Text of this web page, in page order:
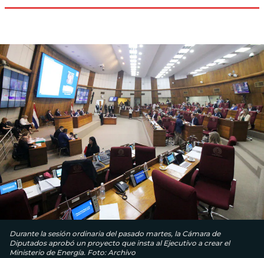
Durante la sesión ordinaria del pasado martes, la Cámara de
Diputados aprobó un proyecto que insta al Ejecutivo a crear el
Ministerio de Energía. Foto: Archivo